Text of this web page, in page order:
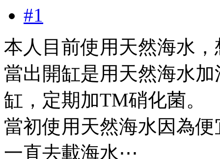
#1
本人目前使用天然海水
當出開缸是用天然海水
缸，定期加TM硝化菌。
當初使用天然海水因為
一直去載海水⋯